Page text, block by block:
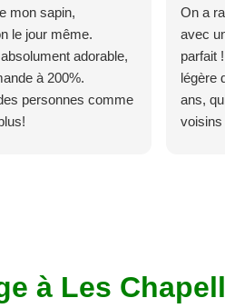
mon sapin,
le jour même.
adorable,
à 200%.
personnes comme
On a
avec
parfait
légère
ans,
voisins
leur
à Les